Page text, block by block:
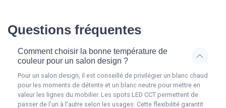
Questions fréquentes
Comment choisir la bonne température de
couleur pour un salon design ?
Pour un salon design, il est conseillé de privilégier un blanc chaud
pour les moments de détente et un blanc neutre pour mettre en
valeur les lignes du mobilier. Les spots LED CCT permettent de
passer de l’un à l’autre selon les usages. Cette flexibilité garantit